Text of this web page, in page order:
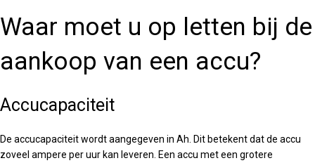
Waar moet u op letten bij de
aankoop van een accu?
Accucapaciteit
De accucapaciteit wordt aangegeven in Ah. Dit betekent dat de accu
zoveel ampere per uur kan leveren. Een accu met een grotere